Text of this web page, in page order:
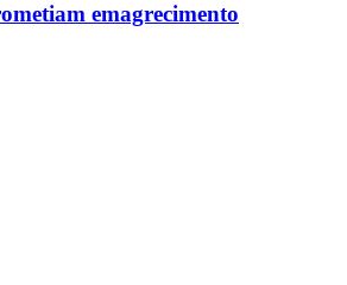
emagrecimento